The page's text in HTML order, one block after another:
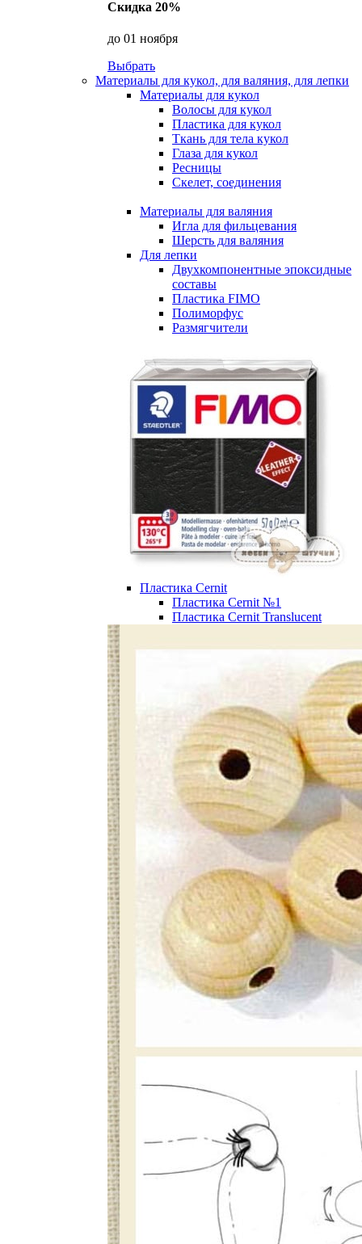
Скидка 20%
до 01 ноября
Выбрать
Материалы для кукол, для валяния, для лепки
Материалы для кукол
Волосы для кукол
Пластика для кукол
Ткань для тела кукол
Глаза для кукол
Ресницы
Скелет, соединения
Материалы для валяния
Игла для фильцевания
Шерсть для валяния
Для лепки
Двухкомпонентные эпоксидные
составы
Пластика FIMO
Полиморфус
Размягчители
Пластика Cernit
Пластика Cernit №1
Пластика Cernit Translucent